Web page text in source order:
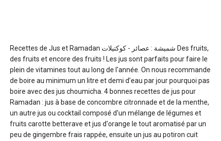
Des fruits,
des fruits et encore des fruits ! Les jus sont parfaits pour faire le
plein de vitamines tout au long de l'année. On nous recommande
de boire au minimum un litre et demi d’eau par jour pourquoi pas
boire avec des jus choumicha. 4 bonnes recettes de jus pour
Ramadan : jus à base de concombre citronnade et de la menthe,
un autre jus ou cocktail composé d'un mélange de légumes et
fruits carotte betterave et jus d'orange le tout aromatisé par un
peu de gingembre frais rappée, ensuite un jus au potiron cuit